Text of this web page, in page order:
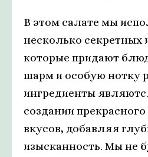
В этом салате мы
несколько секретных
которые придают
шарм и особую нотку
ингредиенты
создании
вкусов, добавляя
изысканность. Мы не